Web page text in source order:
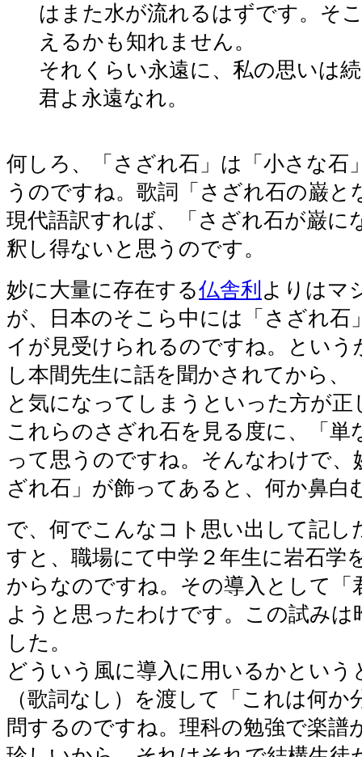
はまた水が流れるはずです。そ
えるかも知れません。
それくらい永遠に、私の思いは
君よ永遠なれ。
何しろ、「さざれ石」は「小さな石
うのですね。歌詞「さざれ石の巌と
現代語訳すれば、「さざれ石が巌に
釈し得ないと思うのです。
妙に大量に存在する仏舎利 よりはマ
が、日本のそこら中には「さざれ石
イが見受けられるのですね。という
し本間先生に話を聞かされてから、
と気になってしまうといった方が正
これらのさざれ石を見る度に、「単
って思うのですね。そんなわけで、
ざれ石」が飾ってあると、何か鼻白
で、何でこんなコト思い出して記し
すと、職場にて中学２年生に岩石学
からなのですね。その導入として「
ようと思ったわけです。この試みは
した。
どういう風に導入に用いるかという
（歌詞なし）を渡して「これは何か
問するのですね。理科の勉強で楽譜